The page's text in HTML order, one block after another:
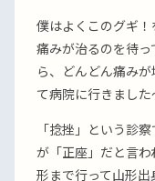
僕はよくこのグギ
痛みが治るのを待
ら、どんどん痛み
て病院に行きました
「捻挫」という診
が「正座」だと言
形まで行って山形